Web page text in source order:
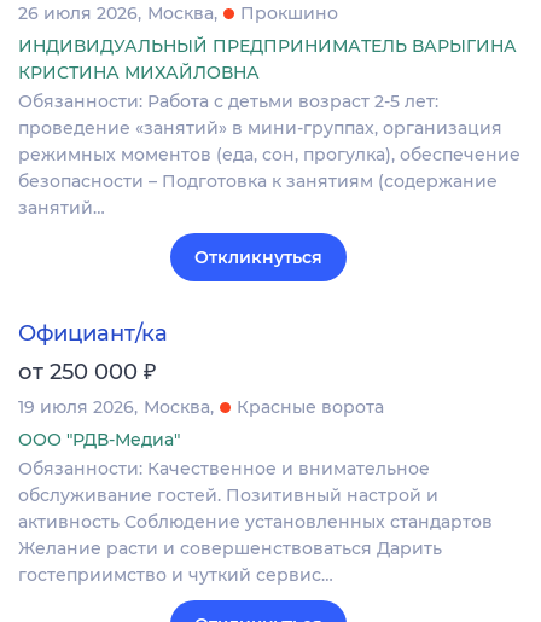
26 июля 2026 Москва
Прокшино
ИНДИВИДУАЛЬНЫЙ ПРЕДПРИНИМАТЕЛЬ ВАРЫГИНА
КРИСТИНА МИХАЙЛОВНА
Обязанности: Работа с детьми возраст 2-5 лет:
проведение «занятий» в мини-группах, организация
режимных моментов (еда, сон, прогулка), обеспечение
безопасности – Подготовка к занятиям (содержание
занятий…
Откликнуться
Официант/ка
от 250 000 ₽
19 июля 2026 Москва
Красные ворота
ООО "РДВ-Медиа"
Обязанности: Качественное и внимательное
обслуживание гостей. Позитивный настрой и
активность Соблюдение установленных стандартов
Желание расти и совершенствоваться Дарить
гостеприимство и чуткий сервис…